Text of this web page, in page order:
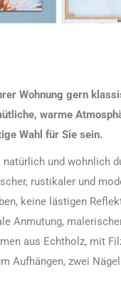
Wohnung gern
warme
Wahl für Sie sein.
und wohnlich
rustikaler und
keine lästigen
Anmutung,
aus Echtholz, mit
Aufhängen, zwei